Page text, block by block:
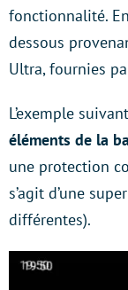
fonctionnalité.
dessous
Ultra, fournies
L’exemple
éléments de la
une protection
s’agit d’une
différentes).